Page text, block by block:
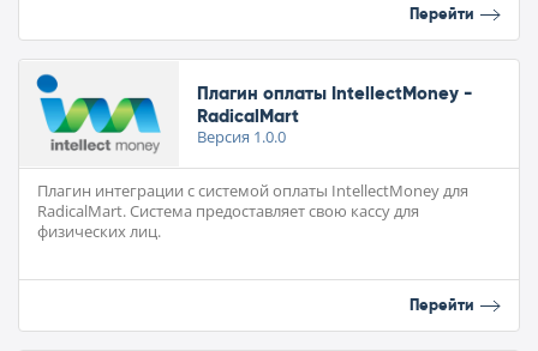
Перейти
Плагин оплаты IntellectMoney -
RadicalMart
Версия 1.0.0
Плагин интеграции с системой оплаты IntellectMoney для
RadicalMart. Система предоставляет свою кассу для
физических лиц.
Перейти